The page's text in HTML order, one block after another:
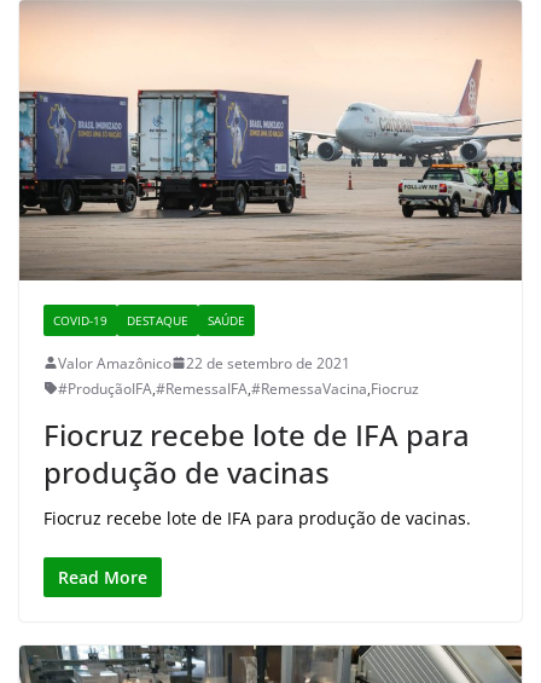
COVID-19 DESTAQUE SAÚDE
Valor Amazônico
22 de setembro de 2021
#ProduçãoIFA,#RemessaIFA,#RemessaVacina,Fiocruz
Fiocruz recebe lote de IFA para
produção de vacinas
Fiocruz recebe lote de IFA para produção de vacinas.
Read More